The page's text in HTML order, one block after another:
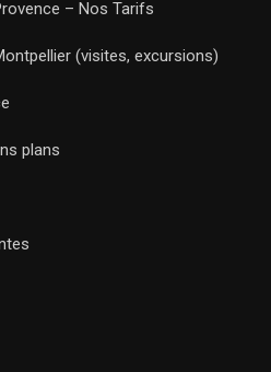
– Nos Tarifs
(visites, excursions)
plans